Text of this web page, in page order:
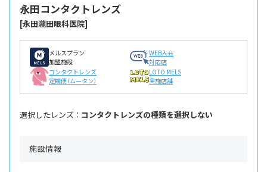
永田コンタクトレンズ
[永田瀧田眼科医院]
メルスプラン
加盟施設
WEB入会
対応店
コンタクトレンズ
定期便（ムータン）
LOTO MELS
実施店舗
選択したレンズ ： コンタクトレンズの種類を選択しない
施設情報